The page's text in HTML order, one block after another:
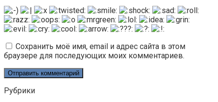
Сохранить моё имя, email и адрес сайта в этом
браузере для последующих моих комментариев.
Рубрики